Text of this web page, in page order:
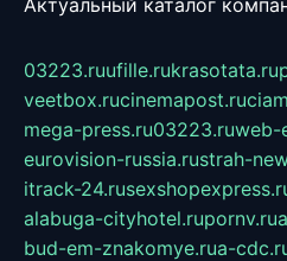
Актуальный каталог
03223.ruufille.rukrasotata.ru
veetbox.rucinemapost.ru
mega-press.ru03223.ruweb-
eurovision-russia.rustrah-
itrack-24.ru
alabuga-cityhotel.rupornv.ru
bud-em-znakomye.rua-